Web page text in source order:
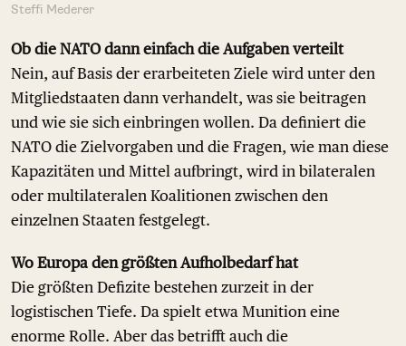
Steffi Mederer
Ob die NATO dann einfach die Aufgaben verteilt
Nein, auf Basis der erarbeiteten Ziele wird unter den
Mitgliedstaaten dann verhandelt, was sie beitragen
und wie sie sich einbringen wollen. Da definiert die
NATO die Zielvorgaben und die Fragen, wie man diese
Kapazitäten und Mittel aufbringt, wird in bilateralen
oder multilateralen Koalitionen zwischen den
einzelnen Staaten festgelegt.
Wo Europa den größten Aufholbedarf hat
Die größten Defizite bestehen zurzeit in der
logistischen Tiefe. Da spielt etwa Munition eine
enorme Rolle. Aber das betrifft auch die